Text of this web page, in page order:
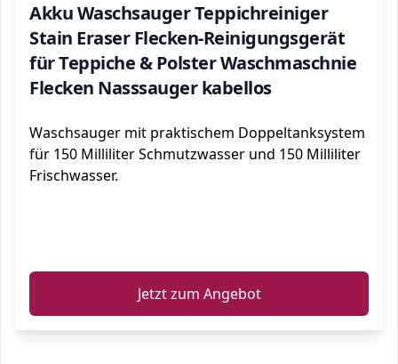
Akku Waschsauger Teppichreiniger
Stain Eraser Flecken-Reinigungsgerät
für Teppiche & Polster Waschmaschnie
Flecken Nasssauger kabellos
Waschsauger mit praktischem Doppeltanksystem
für 150 Milliliter Schmutzwasser und 150 Milliliter
Frischwasser.
Jetzt zum Angebot